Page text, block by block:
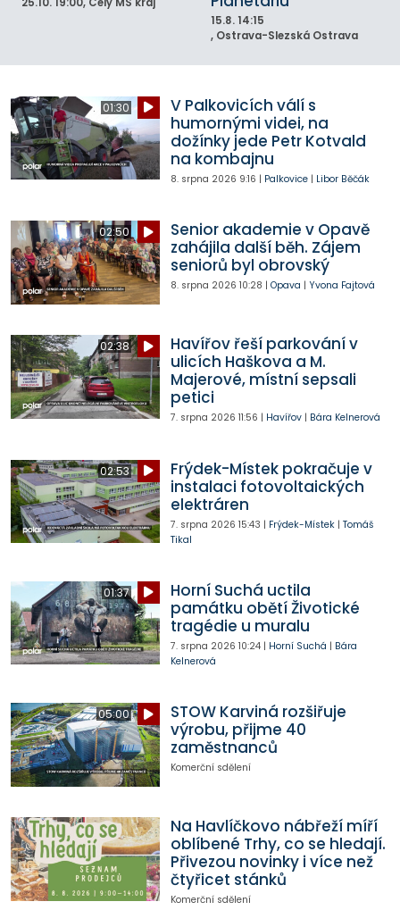
25.10. 19:00, Celý MS kraj
15.8. 14:15
, Ostrava-Slezská Ostrava
01:30
V Palkovicích válí s
humornými videi, na
dožínky jede Petr Kotvald
na kombajnu
8. srpna 2026 9:16 | Palkovice| Libor Běčák
02:50
Senior akademie v Opavě
zahájila další běh. Zájem
seniorů byl obrovský
8. srpna 2026 10:28 | Opava | Yvona Fajtová
02:38
Havířov řeší parkování v
ulicích Haškova a M.
Majerové, místní sepsali
petici
7. srpna 2026 11:56 | Havířov| Bára Kelnerová
02:53
Frýdek-Místek pokračuje v
instalaci fotovoltaických
elektráren
7. srpna 2026 15:43 | Frýdek-Místek| Tomáš
Tikal
01:37
Horní Suchá uctila
památku obětí Životické
tragédie u muralu
7. srpna 2026 10:24| Horní Suchá | Bára
Kelnerová
05:00
STOW Karviná rozšiřuje
výrobu, přijme 40
zaměstnanců
Komerční sdělení
Na Havlíčkovo nábřeží míří
oblíbené Trhy, co se hledají.
Přivezou novinky i více než
čtyřicet stánků
Komerční sdělení